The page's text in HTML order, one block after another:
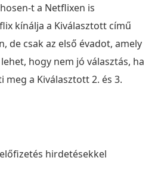
t a Netflixen is
kínálja a Kiválasztott című
de csak az első évadot, amely
hogy nem jó választás, ha
meg a Kiválasztott 2. és 3.
hirdetésekkel